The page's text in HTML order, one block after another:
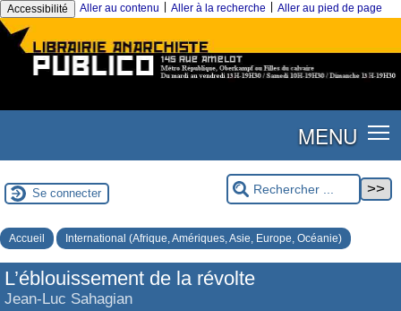
Accessibilité Aller au contenu Aller à la recherche Aller au pied de page
MENU
Se connecter
Accueil International (Afrique, Amériques, Asie, Europe, Océanie)
L’éblouissement de la révolte
Jean-Luc Sahagian